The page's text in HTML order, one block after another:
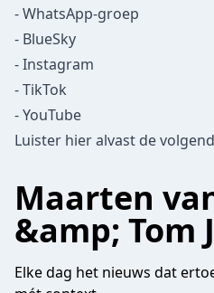
-WhatsApp-groep
- BlueSky
-Instagram
-TikTok
-YouTube
Luister hieralvast de
Maarten
&amp; Tom
Elke dag het nieuws dat